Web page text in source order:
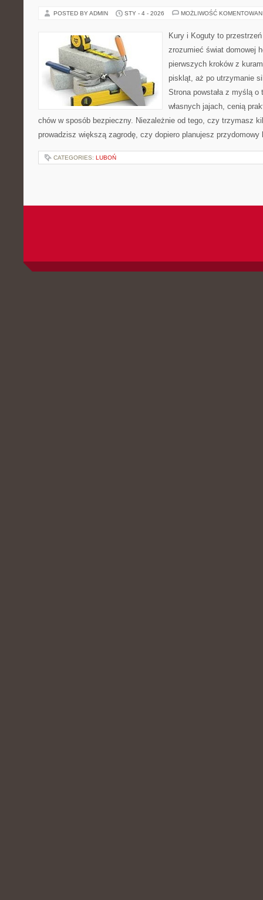
POSTED BY ADMIN STY - 4 - 2026 MOŻLIWOŚĆ
Kury i Koguty to
zrozumieć świat domowej
pierwszych kroków z
piskląt, aż po utrzymanie
Strona powstała z myślą
własnych jajach, cenią
chów w sposób bezpieczny. Niezależnie od tego, czy trzymasz
prowadzisz większą zagrodę, czy dopiero planujesz
CATEGORIES: LUBOŃ